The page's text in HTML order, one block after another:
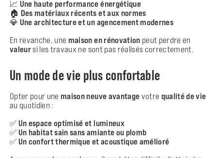
📈 Une haute performance énergétique
🏠 Des matériaux récents et aux normes
💎 Une architecture et un agencement modernes
En revanche, une maison en rénovation peut perdre en
valeursi les travaux ne sont pas réalisés correctement.
Un mode de vie plus confortable
Opter pour une maison neuve avantage votre qualité de vie
au quotidien :
✅ Un espace optimisé et lumineux
✅ Un habitat sain sans amiante ou plomb
✅ Un confort thermique et acoustique amélioré